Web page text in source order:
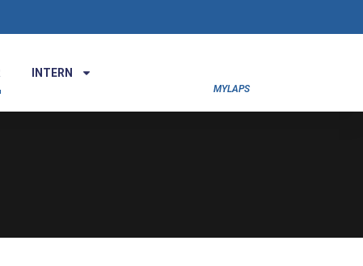
INTERN
MYLAPS